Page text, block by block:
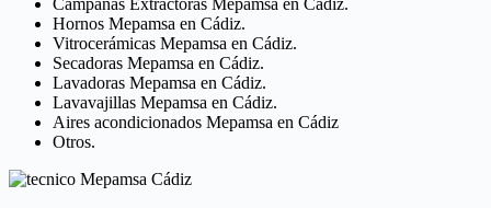
Hornos Mepamsa en Cádiz.
Vitrocerámicas Mepamsa en Cádiz.
Secadoras Mepamsa en Cádiz.
Lavadoras Mepamsa en Cádiz.
Lavavajillas Mepamsa en Cádiz.
Aires acondicionados Mepamsa en Cádiz
Otros.